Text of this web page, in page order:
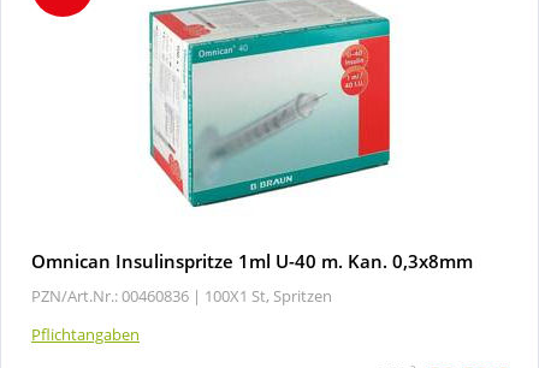
Omnican Insulinspritze 1ml U-40 m. Kan. 0,3x8mm
PZN/Art.Nr.: 00460836 | 100X1 St, Spritzen
Pflichtangaben